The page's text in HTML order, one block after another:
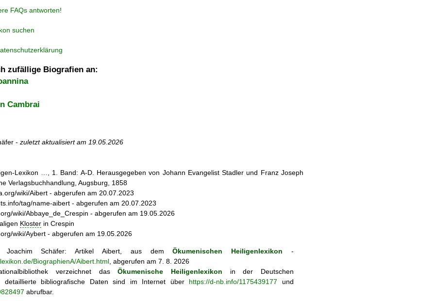
FAQs antworten!
suchen
zufällige Biografien an:
Cambrai
- zuletzt aktualisiert am 19.05.2026
Lexikon …, 1. Band: A-D. Herausgegeben von Johann Evangelist Stadler und Franz Joseph
Verlagsbuchhandlung, Augsburg, 1858
wiki/Aibert - abgerufen am 20.07.2023
tag/name-aibert - abgerufen am 20.07.2023
wiki/Abbaye_de_Crespin - abgerufen am 19.05.2026
Kloster in Crespin
wiki/Aybert - abgerufen am 19.05.2026
Schäfer: ArtikelAibert, aus demÖkumenischen Heiligenlexikon -
BiographienA/Aibert.html , abgerufen am 7. 8. 2026
verzeichnet dasÖkumenische Heiligenlexikon in der Deutschen
detaillierte bibliografische Daten sind im Internet über https://d-nb.info/1175439177 und
abrufbar.